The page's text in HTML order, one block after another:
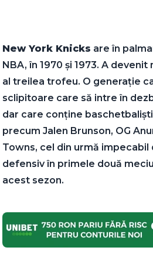
New York Knicks are în
NBA, în 1970 și 1973. A
al treilea trofeu. O generație
sclipitoare care să intre în
dar care conține
precum Jalen Brunson, OG
Towns, cel din urmă
defensiv în primele două
acest sezon.